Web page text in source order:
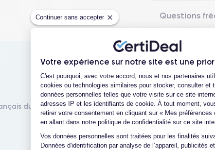
Continuer sans accepter
Votre expérience sur notre site est une
Plateforme de Gestion du
C'est pourquoi, avec votre accord, nous et nos partenaires
cookies ou technologies similaires pour stocker, consulter et
données personnelles telles que votre visite sur ce site
adresses IP et les identifiants de cookie. À tout moment,
retirer votre consentement en cliquant sur « Mes préférences
en allant dans notre politique de confidentialité sur ce site
Vos données personnelles sont traitées pour les finalités
Données d'identification par analyse de l’appareil, publicités
Axeptio consent
Questions
Les garanties
du reconditionné. En achetant ici, vous bénéficiez